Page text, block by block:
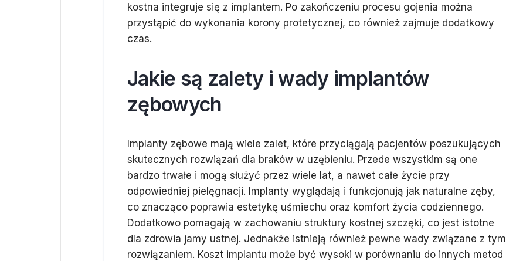
kostna integruje się z implantem. Po zakończeniu procesu gojenia można
przystąpić do wykonania korony protetycznej, co również zajmuje dodatkowy
czas.
Jakie są zalety i wady implantów
zębowych
Implanty zębowe mają wiele zalet, które przyciągają pacjentów poszukujących
skutecznych rozwiązań dla braków w uzębieniu. Przede wszystkim są one
bardzo trwałe i mogą służyć przez wiele lat, a nawet całe życie przy
odpowiedniej pielęgnacji. Implanty wyglądają i funkcjonują jak naturalne zęby,
co znacząco poprawia estetykę uśmiechu oraz komfort życia codziennego.
Dodatkowo pomagają w zachowaniu struktury kostnej szczęki, co jest istotne
dla zdrowia jamy ustnej. Jednakże istnieją również pewne wady związane z tym
rozwiązaniem. Koszt implantu może być wysoki w porównaniu do innych metod